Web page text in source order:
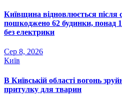
Київщина відновлюється після
пошкоджено 62 будинки, понад
без електрики
Сер 8, 2026
Київ
В Київській області вогонь
притулку для тварин